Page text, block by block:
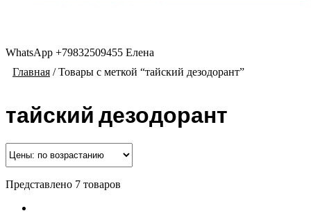
WhatsApp +79832509455 Елена
Главная /Товары с меткой “тайский дезодорант”
тайский дезодорант
Представлено 7 товаров